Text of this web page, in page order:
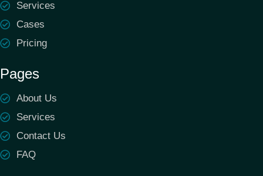
Services
Cases
Pricing
Pages
About Us
Services
Contact Us
FAQ